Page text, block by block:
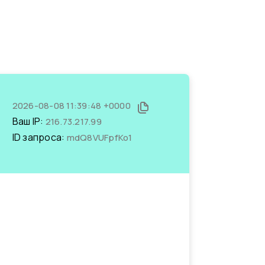
2026-08-08 11:39:48 +0000
Ваш IP: 216.73.217.99
ID запроса: mdQ8VUFpfKo1